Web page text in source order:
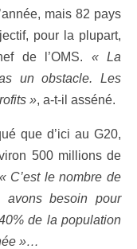
mais 82 pays
pour la plupart,
de l’OMS. « La
un obstacle. Les
», a-t-il asséné.
que d’ici au G20,
500 millions de
« C’est le nombre de
avons besoin pour
de la population
»…